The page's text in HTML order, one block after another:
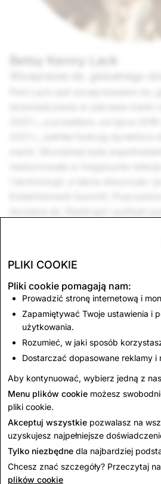
Betsy Kenny Lack
fizycznych i przedsiębiorstw.
zarządu Fundacji Snap, Lincoln
Woods Project. Pełni również
WNET, organizacji nadzorującej
telewizyjne w obszarze
Jorku. Pani Lack uzyskała tytuł
Uniwersytecie Princeton.
Powrót do wszystkich
PLIKI COOKIE
Pliki cookie pomagają nam:
Prowadzić stronę internetową i
Zapamiętywać Twoje ustawienia i
użytkowania.
Rozumieć, w jaki sposób
Dostarczać dopasowane reklamy
Aby kontynuować, wybierz jedną z
Menu plików cookie możesz
pliki cookie.
Akceptuj wszystkie pozwalasz na
uzyskujesz najpełniejsze
Tylko niezbędne dla najbardziej
Chcesz znać szczegóły? Przeczytaj
plików cookie